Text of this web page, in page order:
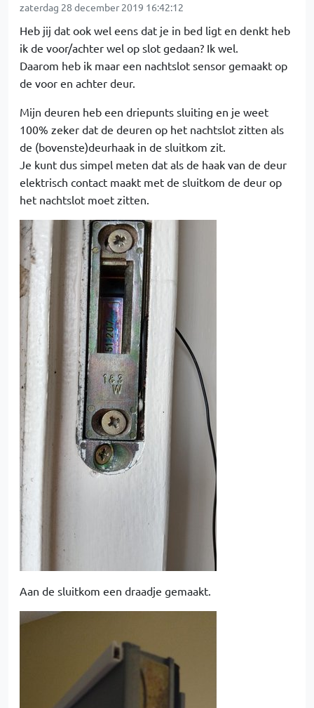
zaterdag 28 december 2019 16:42:12
Heb jij dat ook wel eens dat je in bed ligt en denkt heb
ik de voor/achter wel op slot gedaan? Ik wel.
Daarom heb ik maar een nachtslot sensor gemaakt op
de voor en achter deur.
Mijn deuren heb een driepunts sluiting en je weet
100% zeker dat de deuren op het nachtslot zitten als
de (bovenste)deurhaak in de sluitkom zit.
Je kunt dus simpel meten dat als de haak van de deur
elektrisch contact maakt met de sluitkom de deur op
het nachtslot moet zitten.
Aan de sluitkom een draadje gemaakt.